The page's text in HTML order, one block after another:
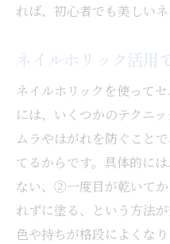
れば、初心者でも美しい
ネイルホリック活用
ネイルホリックを使って
には、いくつかのテクニ
ムラやはがれを防ぐこと
てるからです。具体的に
ない、②一度目が乾いて
れずに塗る、という方法
色や持ちが格段によくな